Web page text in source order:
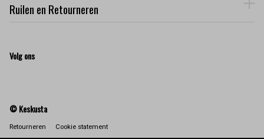
Ruilen en Retourneren
Volg ons
© Keskusta
Retourneren Cookie statement